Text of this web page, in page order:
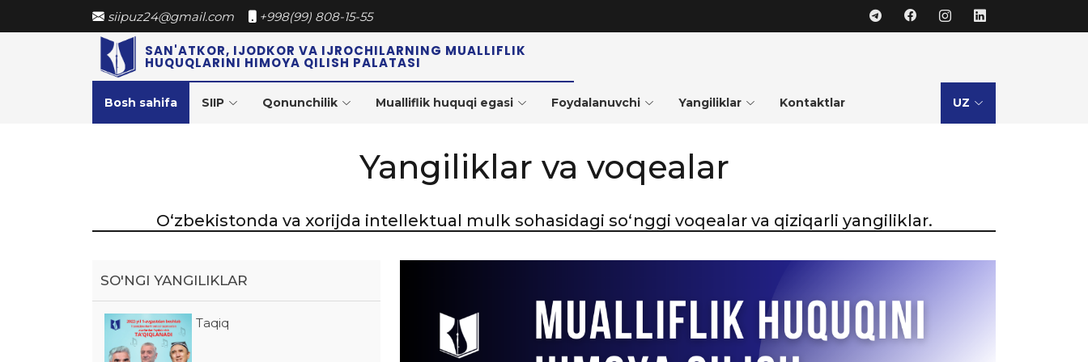
siipuz24@gmail.com +998(99) 808-15-55
SAN'ATKOR, IJODKOR VA IJROCHILARNING MUALLIFLIK
HUQUQLARINI HIMOYA QILISH PALATASI
Bosh sahifa SIIP Qonunchilik Mualliflik huquqi egasi Foydalanuvchi Yangiliklar Kontaktlar UZ
Yangiliklar va voqealar
O‘zbekistonda va xorijda intellektual mulk sohasidagi so‘nggi voqealar va qiziqarli yangiliklar.
SO'NGI YANGILIKLAR
Taqiq